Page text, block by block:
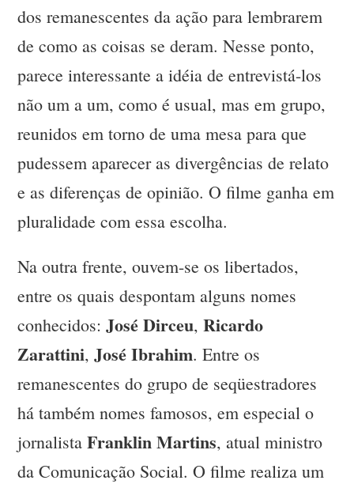
dos remanescentes da ação para lembrarem
de como as coisas se deram. Nesse ponto,
parece interessante a idéia de entrevistá-los
não um a um, como é usual, mas em grupo,
reunidos em torno de uma mesa para que
pudessem aparecer as divergências de relato
e as diferenças de opinião. O filme ganha em
pluralidade com essa escolha.
Na outra frente, ouvem-se os libertados,
entre os quais despontam alguns nomes
conhecidos:José Dirceu,Ricardo
Zarattini,José Ibrahim. Entre os
remanescentes do grupo de seqüestradores
há também nomes famosos, em especial o
jornalistaFranklin Martins, atual ministro
da Comunicação Social. O filme realiza um